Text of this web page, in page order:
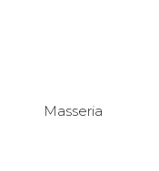
Masseria